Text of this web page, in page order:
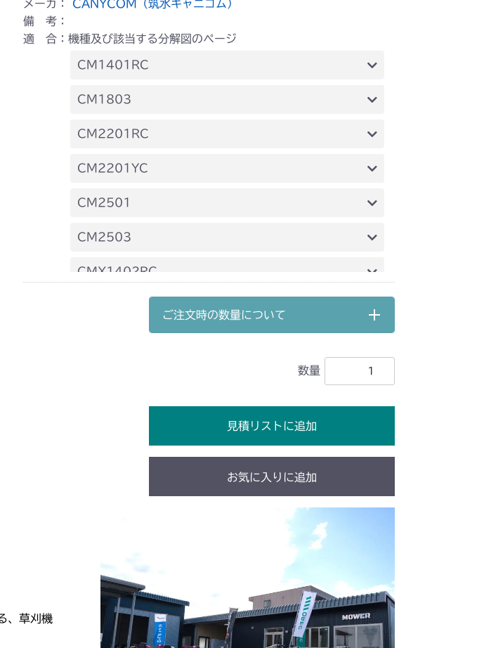
メーカ： CANYCOM（筑水キャニコム）
備 考：
適 合：機種及び該当する分解図のページ
CM1401RC
本体 FIG18 ブレーキ(左)
CM1803
本体 FIG29 ブレーキ(左)
CM2201RC
本体 FIG29 ブレーキ(左)
CM2201YC
本体 FIG22 ブレーキ(左)
CM2501
本体 FIG20 ブレーキ(左)
CM2503
本体 FIG22 ブレーキ(左)
CMX1402RC
本体 FIG38 ブレーキ(左 ロング)
本体 FIG26 ブレーキ(左 ロング CE USA)
ご注文時の数量について
数量
見積リストに追加
お気に入りに追加
、草刈機